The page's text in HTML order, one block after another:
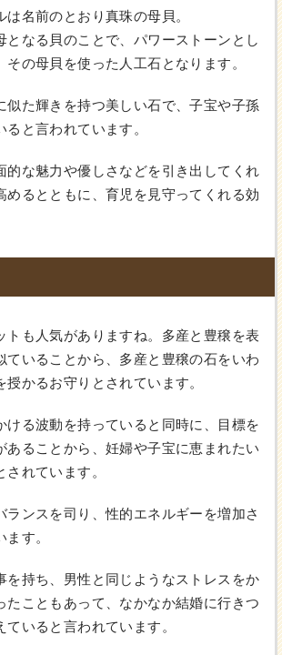
は名前のとおり真珠の母貝。
となる貝のことで、パワーストーンとし
その母貝を使った人工石となります。
似た輝きを持つ美しい石で、子宝や子孫
と言われています。
的な魅力や優しさなどを引き出してくれ
めるとともに、育児を見守ってくれる効
トも人気がありますね。多産と豊穣を表
ていることから、多産と豊穣の石をいわ
授かるお守りとされています。
ける波動を持っていると同時に、目標を
あることから、妊婦や子宝に恵まれたい
されています。
ランスを司り、性的エネルギーを増加さ
す。
を持ち、男性と同じようなストレスをか
たこともあって、なかなか結婚に行きつ
いると言われています。